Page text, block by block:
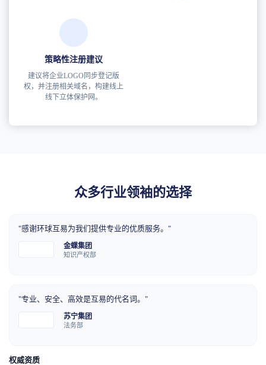
策略性注册建议
建议将企业LOGO同步登记版
权，并注册相关域名，构建线上
线下立体保护网。
众多行业领袖的选择
"感谢环球互易为我们提供专业的优质服务。"
金蝶集团
知识产权部
"专业、安全、高效是互易的代名词。"
苏宁集团
法务部
权威资质